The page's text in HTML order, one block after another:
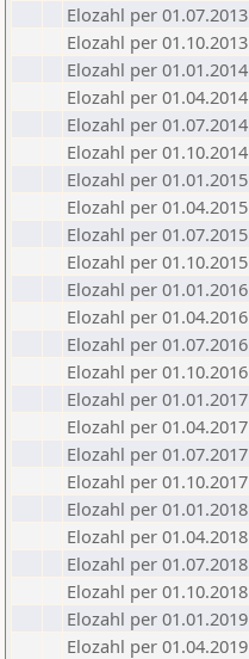
Elozahl per 01.07.2013
Elozahl per 01.10.2013
Elozahl per 01.01.2014
Elozahl per 01.04.2014
Elozahl per 01.07.2014
Elozahl per 01.10.2014
Elozahl per 01.01.2015
Elozahl per 01.04.2015
Elozahl per 01.07.2015
Elozahl per 01.10.2015
Elozahl per 01.01.2016
Elozahl per 01.04.2016
Elozahl per 01.07.2016
Elozahl per 01.10.2016
Elozahl per 01.01.2017
Elozahl per 01.04.2017
Elozahl per 01.07.2017
Elozahl per 01.10.2017
Elozahl per 01.01.2018
Elozahl per 01.04.2018
Elozahl per 01.07.2018
Elozahl per 01.10.2018
Elozahl per 01.01.2019
Elozahl per 01.04.2019